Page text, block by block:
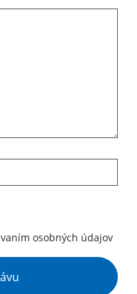
osobných údajov